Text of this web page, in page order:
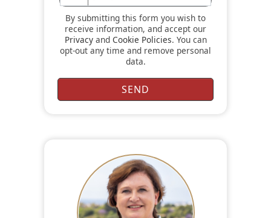
By submitting this form you wish to
receive information, and accept our
Privacyand Cookie Policies. You can
opt-out any time and remove personal
data.